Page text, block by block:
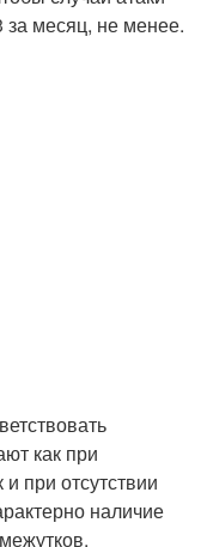
за месяц, не менее.
как при
при отсутствии
наличие